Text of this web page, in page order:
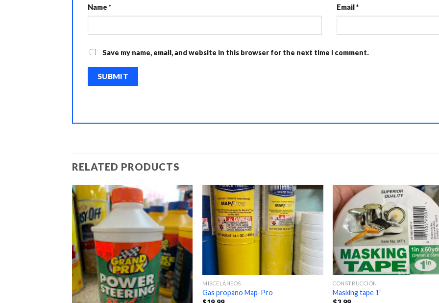
Name * Email*
Save my name, email, and website in this browser for the next time I comment.
RELATED PRODUCTS
MISCELÁNEOS
Gas propano Map-Pro
CONSTRUCCIÓN
Masking tape 1”